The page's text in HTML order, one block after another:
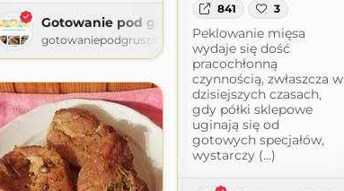
Gotowanie pod gruszą
gotowaniepodgrusza.home.blog
841 3
Peklowanie mięsa
wydaje się dość
pracochłonną
czynnością, zwłaszcza w
dzisiejszych czasach,
gdy półki sklepowe
uginają się od
gotowych specjałów,
wystarczy (...)